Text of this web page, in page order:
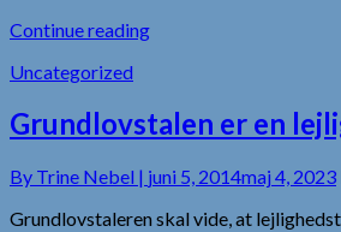
Continue reading
Uncategorized
Grundlovstalen er en
By Trine Nebel | juni 5, 2014maj 4, 2023
Grundlovstaleren skal vide, at